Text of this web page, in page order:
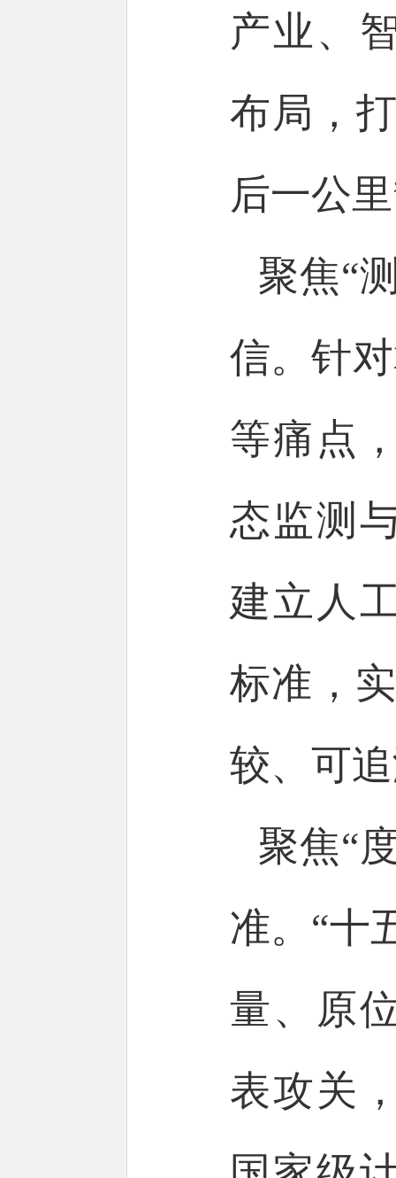
产业、
布局，
后一公
聚焦“
信。针
等痛点
态监测
建立人
标准，
较、可
聚焦“
准。“十
量、原
表攻关